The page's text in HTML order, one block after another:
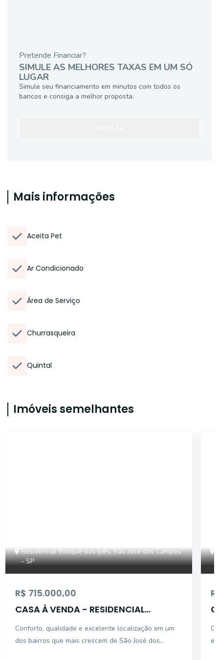
Pretende Financiar?
SIMULE AS MELHORES TAXAS EM UM SÓ
LUGAR
Simule seu financiamento em minutos com todos os
bancos e consiga a melhor proposta.
Mais informações
Aceita Pet
Ar Condicionado
Área de Serviço
Churrasqueira
Quintal
Imóveis semelhantes
Residencial Bosque dos Ipês, São José dos Campos
- SP
R$ 715.000,00
CASA À VENDA - RESIDENCIAL
Conforto, qualidade e excelente localização em um
dos bairros que mais crescem de São José dos